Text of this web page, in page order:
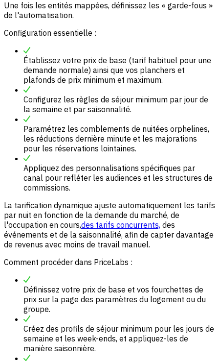
Une fois les entités mappées, définissez les « garde-fous »
de l'automatisation.
Configuration essentielle :
Établissez votre prix de base (tarif habituel pour une
demande normale) ainsi que vos planchers et
plafonds de prix minimum et maximum.
Configurez les règles de séjour minimum par jour de
la semaine et par saisonnalité.
Paramétrez les comblements de nuitées orphelines,
les réductions dernière minute et les majorations
pour les réservations lointaines.
Appliquez des personnalisations spécifiques par
canal pour refléter les audiences et les structures de
commissions.
La tarification dynamique ajuste automatiquement les tarifs
par nuit en fonction de la demande du marché, de
l'occupation en cours,des tarifs concurrents, des
événements et de la saisonnalité, afin de capter davantage
de revenus avec moins de travail manuel.
Comment procéder dans PriceLabs :
Définissez votre prix de base et vos fourchettes de
prix sur la page des paramètres du logement ou du
groupe.
Créez des profils de séjour minimum pour les jours de
semaine et les week-ends, et appliquez-les de
manière saisonnière.